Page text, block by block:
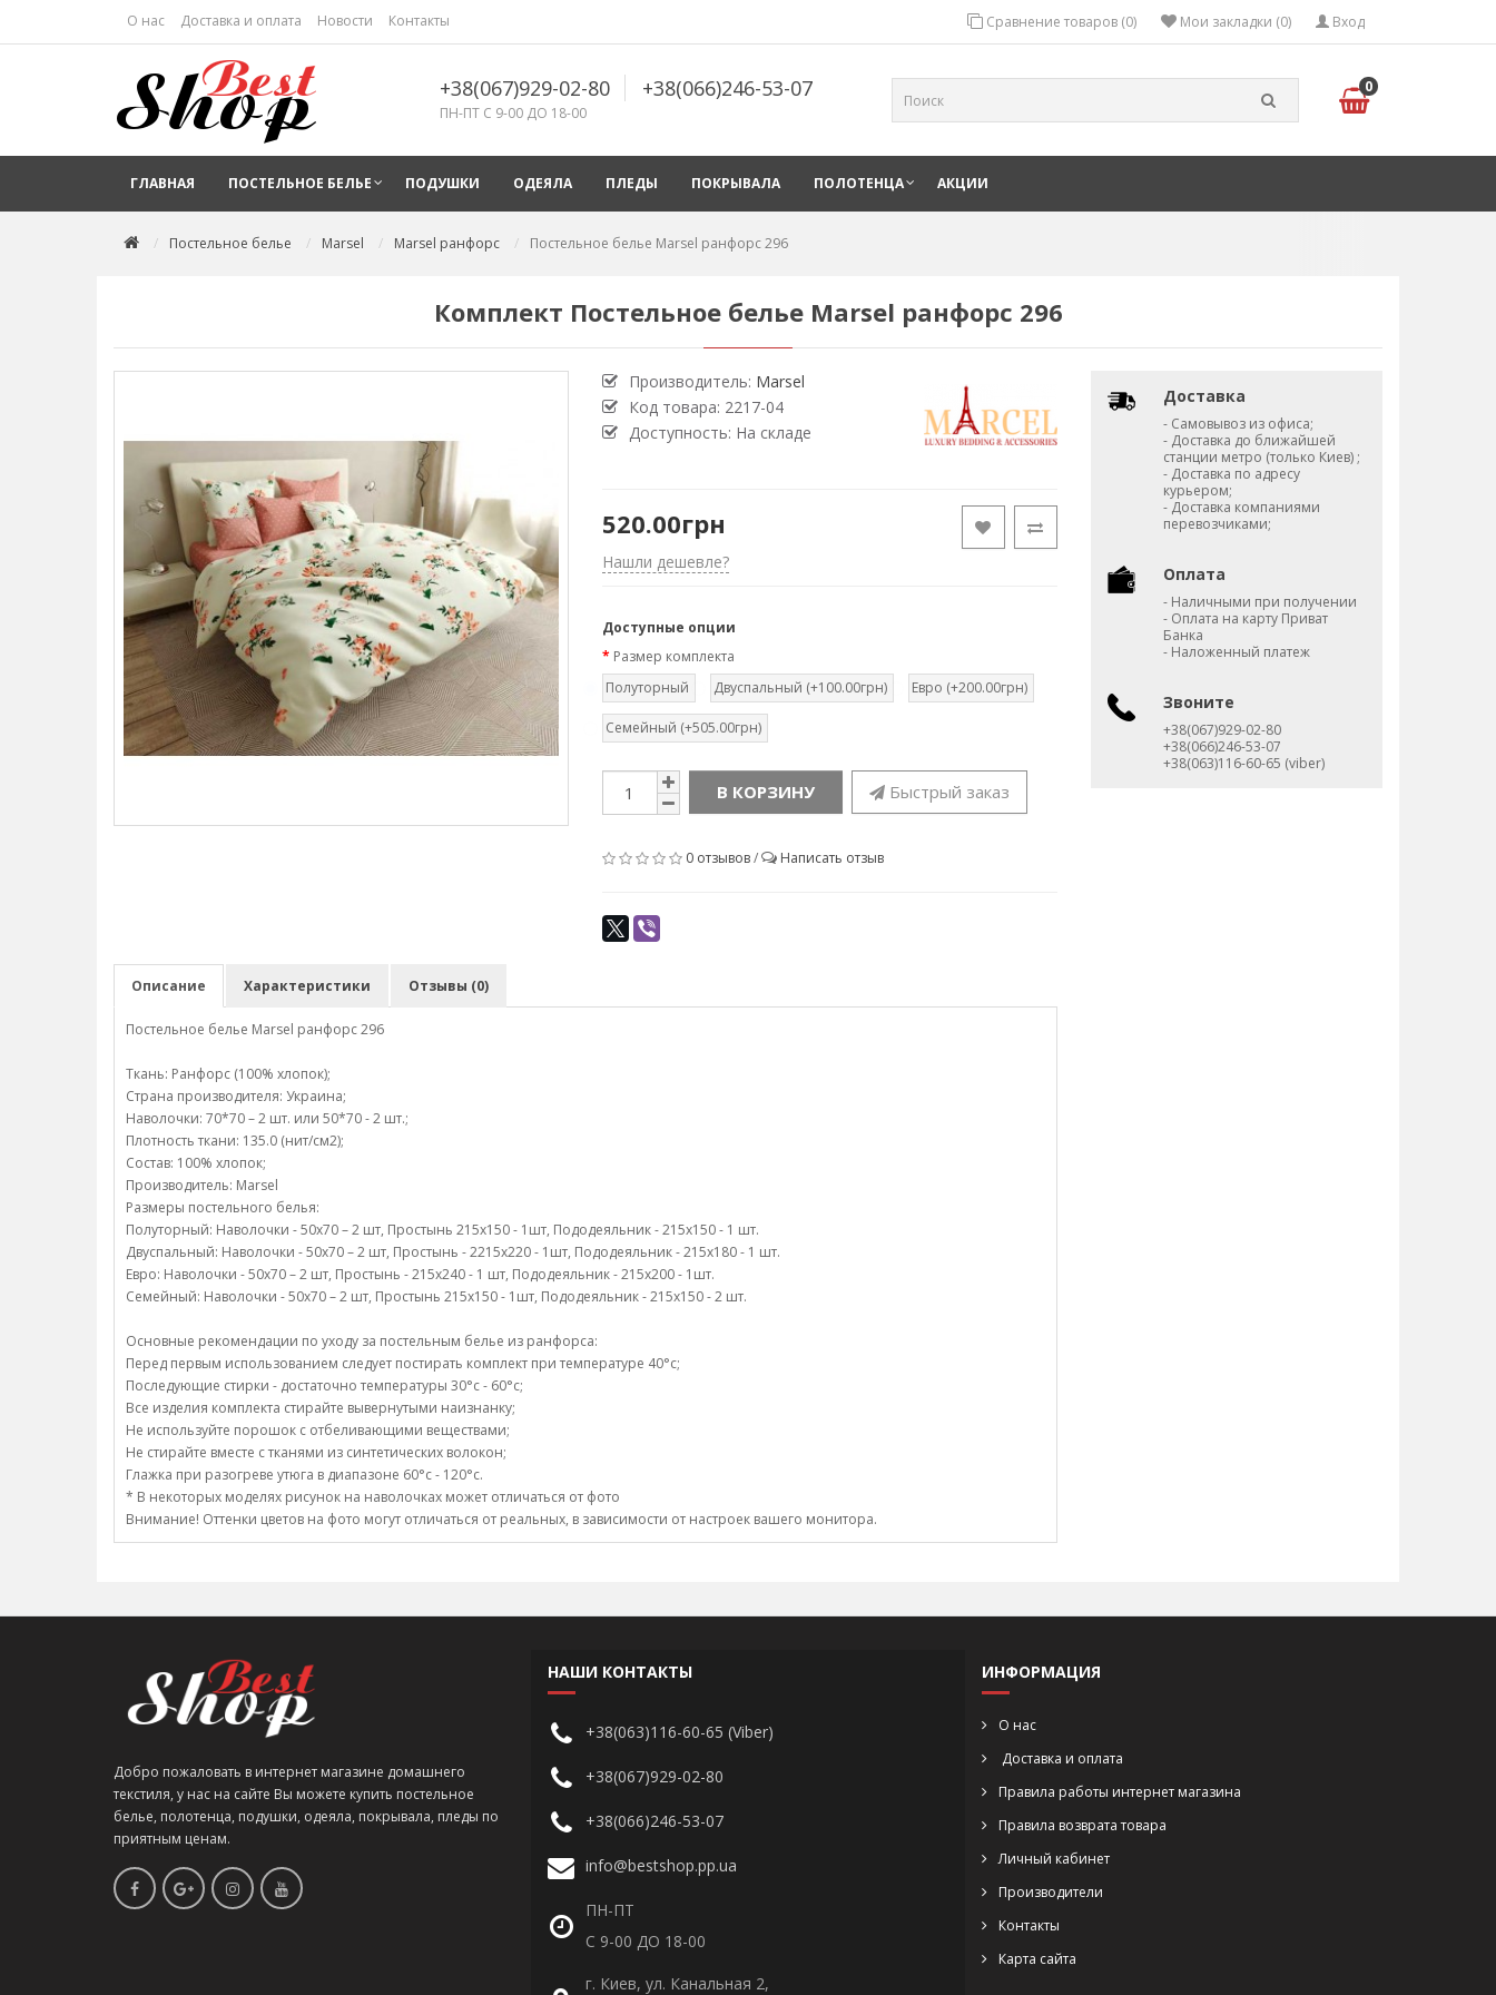
О нас Доставка и оплата Новости Контакты Вход
Мои закладки (0)
Сравнение товаров (0)
+38(067)929-02-80 +38(066)246-53-07
ПН-ПТ С 9-00 ДО 18-00
0
ГЛАВНАЯ ПОСТЕЛЬНОЕ БЕЛЬЕ ПОДУШКИ ОДЕЯЛА ПЛЕДЫ ПОКРЫВАЛА ПОЛОТЕНЦА АКЦИИ
Постельное белье Marsel Marsel ранфорс Постельное белье Marsel ранфорс 296
Комплект Постельное белье Marsel ранфорс 296
Производитель: Marsel
Код товара: 2217-04
Доступность: На складе
520.00грн
Нашли дешевле?
Доступные опции
Размер комплекта
Полуторный
Двуспальный (+100.00грн) Евро (+200.00грн)
Семейный (+505.00грн)
В КОРЗИНУ Быстрый заказ
0 отзывов/ Написать отзыв
Описание Характеристики Отзывы (0)
Постельное белье Marsel ранфорс 296
Ткань: Ранфорс (100% хлопок);
Страна производителя: Украина;
Наволочки: 70*70 – 2 шт. или 50*70 - 2 шт.;
Плотность ткани: 135.0 (нит/см2);
Состав: 100% хлопок;
Производитель: Marsel
Размеры постельного белья:
Полуторный: Наволочки - 50х70 – 2 шт, Простынь 215х150 - 1шт, Пододеяльник - 215х150 - 1 шт.
Двуспальный: Наволочки - 50х70 – 2 шт, Простынь - 2215х220 - 1шт, Пододеяльник - 215х180 - 1 шт.
Евро: Наволочки - 50х70 – 2 шт, Простынь - 215х240 - 1 шт, Пододеяльник - 215х200 - 1шт.
Семейный: Наволочки - 50х70 – 2 шт, Простынь 215х150 - 1шт, Пододеяльник - 215х150 - 2 шт.
Основные рекомендации по уходу за постельным белье из ранфорса:
Перед первым использованием следует постирать комплект при температуре 40°c;
Последующие стирки - достаточно температуры 30°c - 60°c;
Все изделия комплекта стирайте вывернутыми наизнанку;
Не используйте порошок с отбеливающими веществами;
Не стирайте вместе с тканями из синтетических волокон;
Глажка при разогреве утюга в диапазоне 60°c - 120°c.
* В некоторых моделях рисунок на наволочках может отличаться от фото
Внимание! Оттенки цветов на фото могут отличаться от реальных, в зависимости от настроек вашего монитора.
Доставка
- Самовывоз из офиса;
- Доставка до ближайшей
станции метро (только Киев) ;
- Доставка по адресу
курьером;
- Доставка компаниями
перевозчиками;
Оплата
- Наличными при получении
- Оплата на карту Приват
Банка
- Наложенный платеж
Звоните
+38(067)929-02-80
+38(066)246-53-07
+38(063)116-60-65 (viber)
Добро пожаловать в интернет магазине домашнего
текстиля, у нас на сайте Вы можете купить постельное
белье, полотенца, подушки, одеяла, покрывала, пледы по
приятным ценам.
НАШИ КОНТАКТЫ
+38(063)116-60-65 (Viber)
+38(067)929-02-80
+38(066)246-53-07
info@bestshop.pp.ua
ПН-ПТ
С 9-00 ДО 18-00
г. Киев, ул. Канальная 2,
ИНФОРМАЦИЯ
О нас
Доставка и оплата
Правила работы интернет магазина
Правила возврата товара
Личный кабинет
Производители
Контакты
Карта сайта